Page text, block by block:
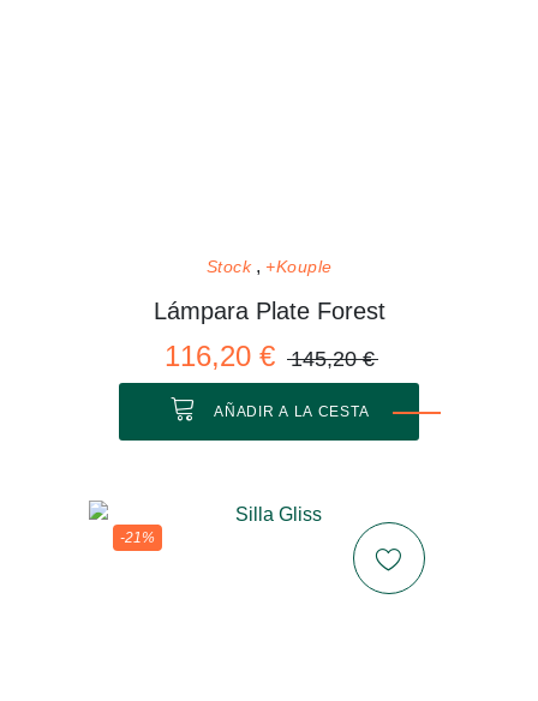
Stock +Kouple
Lámpara Plate Forest
116,20 € 145,20 €
AÑADIR A LA CESTA
-21%